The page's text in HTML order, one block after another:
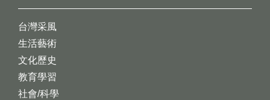
台灣采風
生活藝術
文化歷史
教育學習
社會/科學